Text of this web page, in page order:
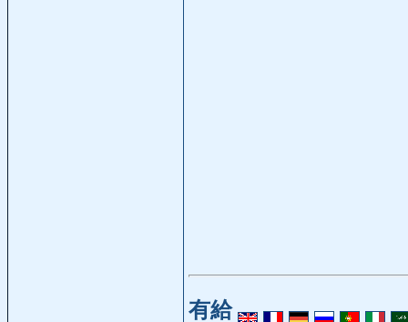
有給